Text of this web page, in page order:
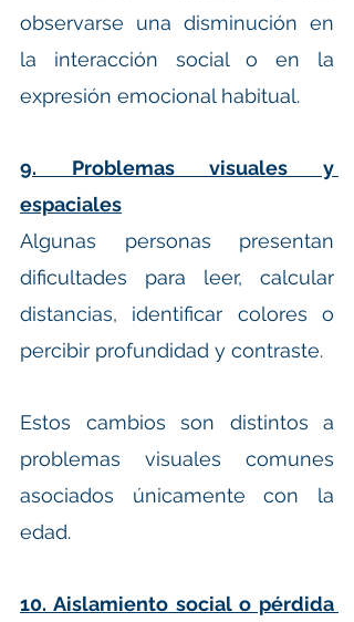
observarse una disminución en
la interacción social o en la
expresión emocional habitual.
9. Problemas visuales y
espaciales
Algunas personas presentan
dificultades para leer, calcular
distancias, identificar colores o
percibir profundidad y contraste.
Estos cambios son distintos a
problemas visuales comunes
asociados únicamente con la
edad.
10. Aislamiento social o pérdida